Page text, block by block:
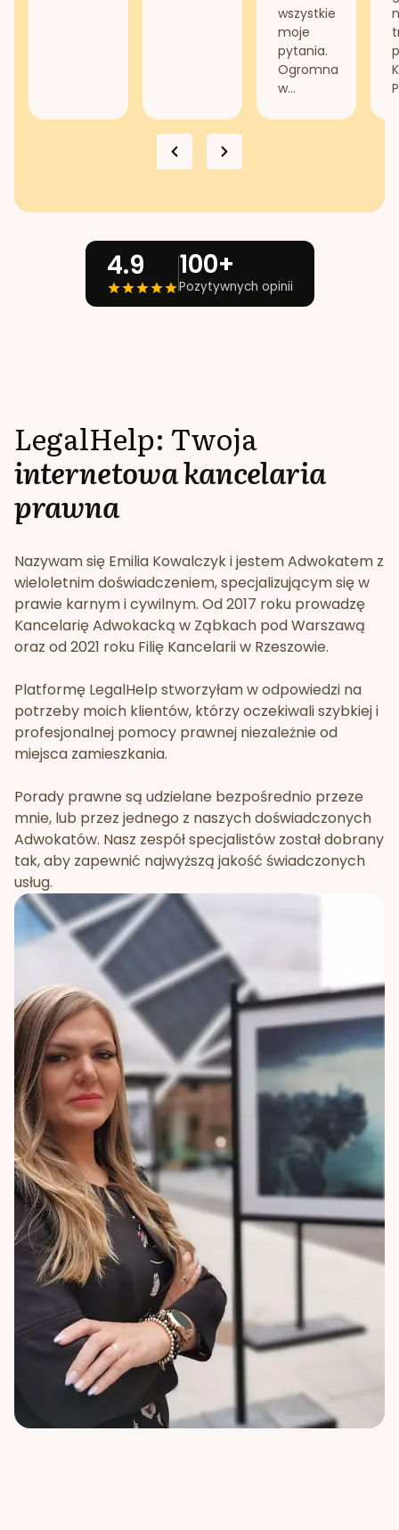
wszystkie
moje
pytania.
Ogromna
w...
4.9 100+
Pozytywnych opinii
LegalHelp: Twoja
internetowa kancelaria
prawna
Nazywam się Emilia Kowalczyk i jestem Adwokatem z
wieloletnim doświadczeniem, specjalizującym się w
prawie karnym i cywilnym. Od 2017 roku prowadzę
Kancelarię Adwokacką w Ząbkach pod Warszawą
oraz od 2021 roku Filię Kancelarii w Rzeszowie.
Platformę LegalHelp stworzyłam w odpowiedzi na
potrzeby moich klientów, którzy oczekiwali szybkiej i
profesjonalnej pomocy prawnej niezależnie od
miejsca zamieszkania.
Porady prawne są udzielane bezpośrednio przeze
mnie, lub przez jednego z naszych doświadczonych
Adwokatów. Nasz zespół specjalistów został dobrany
tak, aby zapewnić najwyższą jakość świadczonych
usług.